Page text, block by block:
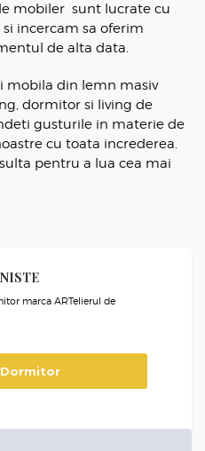
mobiler sunt lucrate cu
incercam sa oferim
de alta data.
mobila din lemn masiv
dormitor si living de
gusturile in materie de
cu toata increderea.
pentru a lua cea mai
marca ARTelierul de